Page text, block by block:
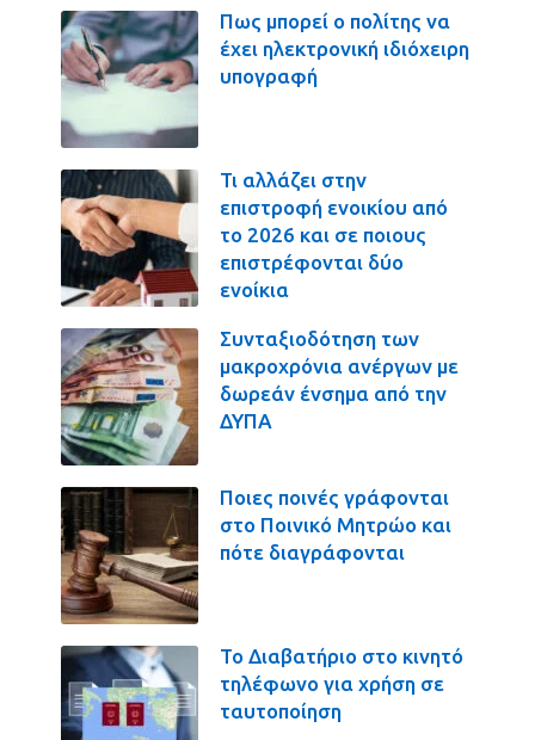
Πως μπορεί ο πολίτης να
έχει ηλεκτρονική ιδιόχειρη
υπογραφή
Τι αλλάζει στην
επιστροφή ενοικίου από
το 2026 και σε ποιους
επιστρέφονται δύο
ενοίκια
Συνταξιοδότηση των
μακροχρόνια ανέργων με
δωρεάν ένσημα από την
ΔΥΠΑ
Ποιες ποινές γράφονται
στο Ποινικό Μητρώο και
πότε διαγράφονται
Το Διαβατήριο στο κινητό
τηλέφωνο για χρήση σε
ταυτοποίηση